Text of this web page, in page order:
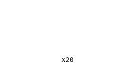
x20